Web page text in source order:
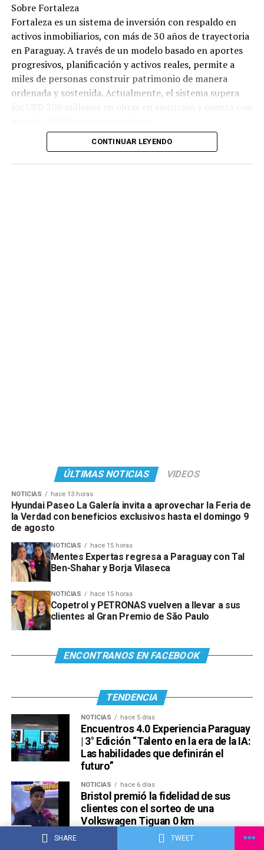
SHARE TWEET
Sobre Fortaleza
Fortaleza es un sistema de inversión con respaldo en
activos inmobiliarios, con más de 30 años de trayectoria
en Paraguay. A través de un modelo basado en aportes
progresivos, planificación y activos reales, permite a
miles de personas construir patrimonio de manera
ordenada y sostenida. Actualmente, el sistema supera
CONTINUAR LEYENDO
ÚLTIMAS NOTICIAS VIDEOS
NOTICIAS hace 13 horas
Hyundai Paseo La Galería invita a aprovechar la Feria de
la Verdad con beneficios exclusivos hasta el domingo 9
de agosto
NOTICIAS hace 15 horas
Mentes Expertas regresa a Paraguay con Tal
Ben-Shahar y Borja Vilaseca
NOTICIAS hace 15 horas
Copetrol y PETRONAS vuelven a llevar a sus
clientes al Gran Premio de São Paulo
ENCONTRANOS EN FACEBOOK
TENDENCIA
NOTICIAS hace 5 días
Encuentros 4.0 Experiencia Paraguay
| 3° Edición “Talento en la era de la IA:
Las habilidades que definirán el
futuro”
NOTICIAS hace 6 días
Bristol premió la fidelidad de sus
clientes con el sorteo de una
Volkswagen Tiguan 0 km